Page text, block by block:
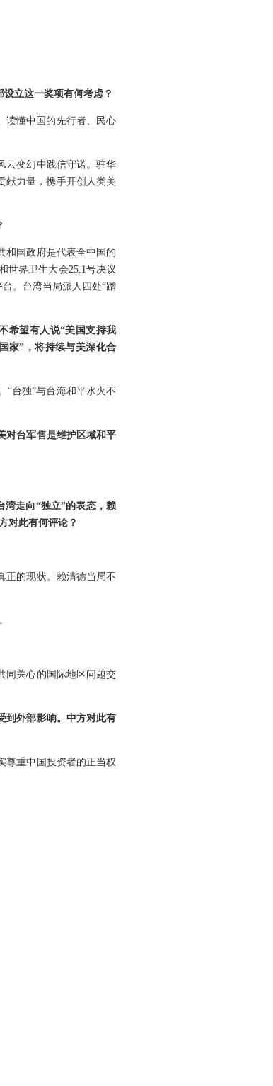
立这一奖项有何考虑？
读懂中国的先行者、民心
云变幻中践信守诺。驻华
献力量，携手开创人类美
和国政府是代表全中国的
世界卫生大会25.1号决议
。台湾当局派人四处“蹭
希望有人说“美国支持我
家”，将持续与美深化合
“台独”与台海和平水火不
对台军售是维护区域和平
湾走向“独立”的表态，赖
对此有何评论？
正的现状。赖清德当局不
同关心的国际地区问题交
到外部影响。中方对此有
尊重中国投资者的正当权